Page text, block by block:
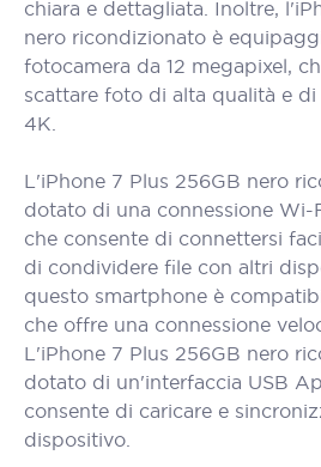
chiara e dettagliata. Inoltre,
nero ricondizionato è
fotocamera da 12 megapixel,
scattare foto di alta qualità e
4K.
L'iPhone 7 Plus 256GB nero
dotato di una connessione Wi-
che consente di connettersi
di condividere file con altri
questo smartphone è
che offre una connessione
L'iPhone 7 Plus 256GB nero
dotato di un'interfaccia USB
consente di caricare e
dispositivo.